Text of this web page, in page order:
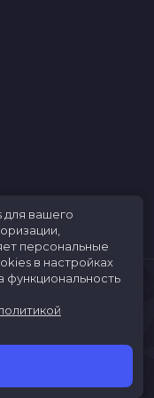
для вашего
персональные
в настройках
функциональность